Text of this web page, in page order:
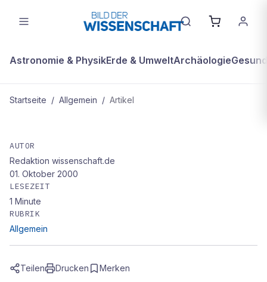
Astronomie & PhysikErde & UmweltArchäologie
Startseite / Allgemein / Artikel
Hawaii: Die Spur des
Schneidbrenners
AUTOR
Redaktion wissenschaft.de
01. Oktober 2000
LESEZEIT
1 Minute
RUBRIK
Allgemein
Teilen Drucken Merken